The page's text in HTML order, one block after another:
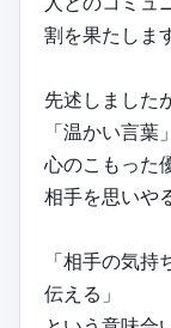
割を果たしま
先述しました
「温かい言葉
心のこもった
相手を思いや
「相手の気
伝える」